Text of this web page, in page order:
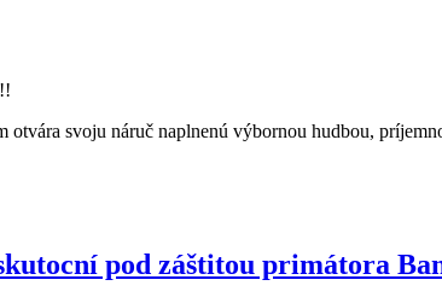
svoju náruč naplnenú výbornou hudbou,
pod záštitou primátora